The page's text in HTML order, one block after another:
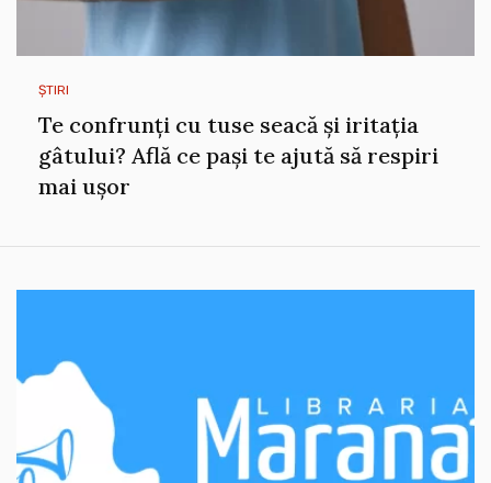
ȘTIRI
Te confrunți cu tuse seacă și iritația
gâtului? Află ce pași te ajută să respiri
mai ușor